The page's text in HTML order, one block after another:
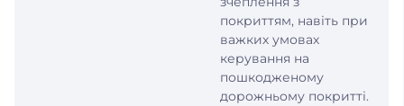
покриттям, навіть при
важких умовах
керування на
пошкодженому
дорожньому покритті.